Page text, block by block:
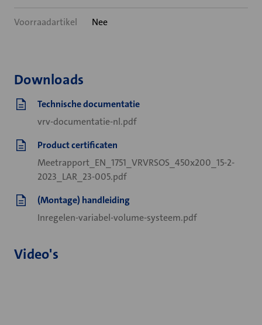
Voorraadartikel Nee
Downloads
Technische documentatie
vrv-documentatie-nl.pdf
Product certificaten
Meetrapport_EN_1751_VRVRSOS_450x200_15-2-
2023_LAR_23-005.pdf
(Montage) handleiding
Inregelen-variabel-volume-systeem.pdf
Video's